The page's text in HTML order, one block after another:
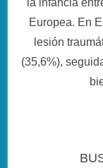
Europea. En
lesión
(35,6%),